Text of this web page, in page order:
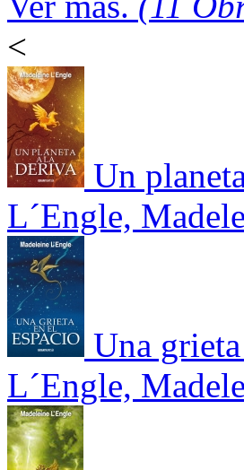
<
Un
L´Engle,
Una
L´Engle,